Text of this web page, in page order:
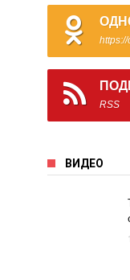
RSS
ВИДЕО